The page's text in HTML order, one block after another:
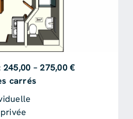
– 275,00 €
carrés